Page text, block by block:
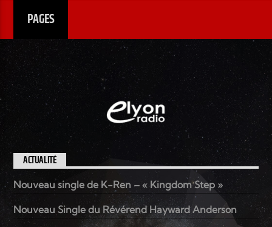
PAGES
ACTUALITÉ
Nouveau single de K-Ren – « Kingdom Step »
Nouveau Single du Révérend Hayward Anderson